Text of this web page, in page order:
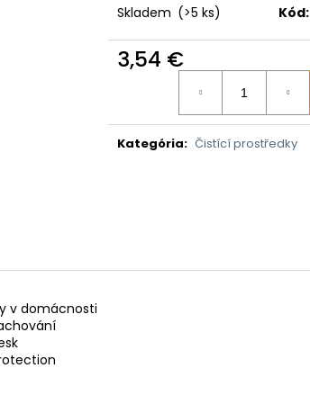
Skladem (>5 ks) Kód:
3,54 €
Jednotková
Kategória: Čistící prostředky
v domácnosti